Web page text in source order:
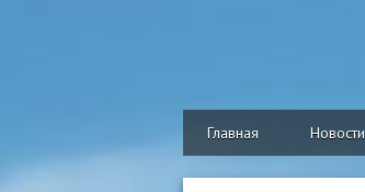
Главная Новости